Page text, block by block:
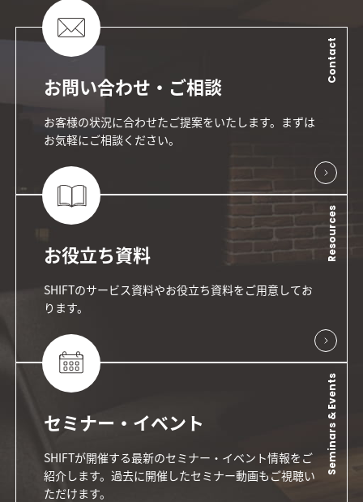
お問い合わせ・ご相談
お客様の状況に合わせたご提案をいたします。まずは
お気軽にご相談ください。
Contact
お役立ち資料
SHIFTのサービス資料やお役立ち資料をご用意してお
ります。
Resources
セミナー・イベント
SHIFTが開催する最新のセミナー・イベント情報をご
紹介します。過去に開催したセミナー動画もご視聴い
ただけます。
Seminars & Events